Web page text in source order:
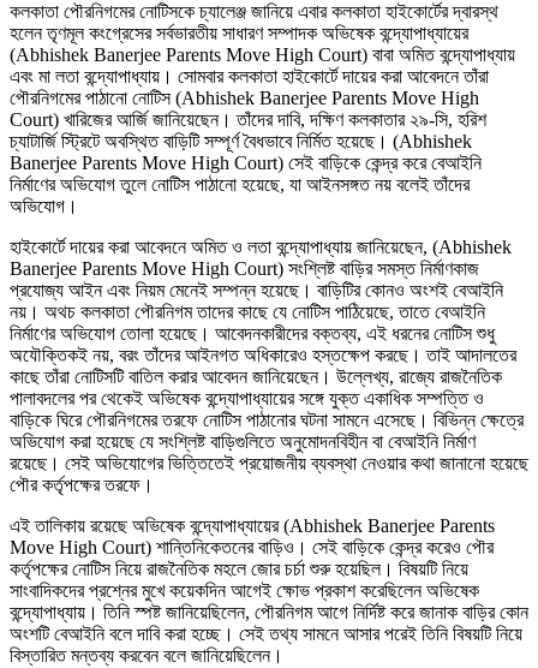
কলকাতা পৌরনিগমের নোটিসকে চ্যালেঞ্জ জানিয়ে এবার কলকাতা হাইকোর্টের দ্বারস্থ
হলেন তৃণমূল কংগ্রেসের সর্বভারতীয় সাধারণ সম্পাদক অভিষেক বন্দ্যোপাধ্যায়ের
(Abhishek Banerjee Parents Move High Court) বাবা অমিত বন্দ্যোপাধ্যায়
এবং মা লতা বন্দ্যোপাধ্যায়। সোমবার কলকাতা হাইকোর্টে দায়ের করা আবেদনে তাঁরা
পৌরনিগমের পাঠানো নোটিস (Abhishek Banerjee Parents Move High
Court) খারিজের আর্জি জানিয়েছেন। তাঁদের দাবি, দক্ষিণ কলকাতার ২৯-সি, হরিশ
চ্যাটার্জি স্ট্রিটে অবস্থিত বাড়িটি সম্পূর্ণ বৈধভাবে নির্মিত হয়েছে। (Abhishek
Banerjee Parents Move High Court) সেই বাড়িকে কেন্দ্র করে বেআইনি
নির্মাণের অভিযোগ তুলে নোটিস পাঠানো হয়েছে, যা আইনসঙ্গত নয় বলেই তাঁদের
অভিযোগ।
হাইকোর্টে দায়ের করা আবেদনে অমিত ও লতা বন্দ্যোপাধ্যায় জানিয়েছেন, (Abhishek
Banerjee Parents Move High Court) সংশ্লিষ্ট বাড়ির সমস্ত নির্মাণকাজ
প্রযোজ্য আইন এবং নিয়ম মেনেই সম্পন্ন হয়েছে। বাড়িটির কোনও অংশই বেআইনি
নয়। অথচ কলকাতা পৌরনিগম তাদের কাছে যে নোটিস পাঠিয়েছে, তাতে বেআইনি
নির্মাণের অভিযোগ তোলা হয়েছে। আবেদনকারীদের বক্তব্য, এই ধরনের নোটিস শুধু
অযৌক্তিকই নয়, বরং তাঁদের আইনগত অধিকারেও হস্তক্ষেপ করছে। তাই আদালতের
কাছে তাঁরা নোটিসটি বাতিল করার আবেদন জানিয়েছেন। উল্লেখ্য, রাজ্যে রাজনৈতিক
পালাবদলের পর থেকেই অভিষেক বন্দ্যোপাধ্যায়ের সঙ্গে যুক্ত একাধিক সম্পত্তি ও
বাড়িকে ঘিরে পৌরনিগমের তরফে নোটিস পাঠানোর ঘটনা সামনে এসেছে। বিভিন্ন ক্ষেত্রে
অভিযোগ করা হয়েছে যে সংশ্লিষ্ট বাড়িগুলিতে অনুমোদনবিহীন বা বেআইনি নির্মাণ
রয়েছে। সেই অভিযোগের ভিত্তিতেই প্রয়োজনীয় ব্যবস্থা নেওয়ার কথা জানানো হয়েছে
পৌর কর্তৃপক্ষের তরফে।
এই তালিকায় রয়েছে অভিষেক বন্দ্যোপাধ্যায়ের (Abhishek Banerjee Parents
Move High Court) শান্তিনিকেতনের বাড়িও। সেই বাড়িকে কেন্দ্র করেও পৌর
কর্তৃপক্ষের নোটিস নিয়ে রাজনৈতিক মহলে জোর চর্চা শুরু হয়েছিল। বিষয়টি নিয়ে
সাংবাদিকদের প্রশ্নের মুখে কয়েকদিন আগেই ক্ষোভ প্রকাশ করেছিলেন অভিষেক
বন্দ্যোপাধ্যায়। তিনি স্পষ্ট জানিয়েছিলেন, পৌরনিগম আগে নির্দিষ্ট করে জানাক বাড়ির কোন
অংশটি বেআইনি বলে দাবি করা হচ্ছে। সেই তথ্য সামনে আসার পরেই তিনি বিষয়টি নিয়ে
বিস্তারিত মন্তব্য করবেন বলে জানিয়েছিলেন।